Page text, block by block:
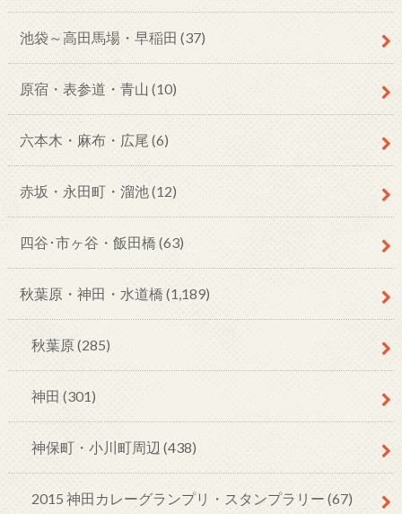
池袋～高田馬場・早稲田 (37)
原宿・表参道・青山 (10)
六本木・麻布・広尾 (6)
赤坂・永田町・溜池(12)
四谷･市ヶ谷・飯田橋 (63)
秋葉原・神田・水道橋 (1,189)
秋葉原(285)
神田 (301)
神保町・小川町周辺 (438)
2015 神田カレーグランプリ・スタンプラリー (67)